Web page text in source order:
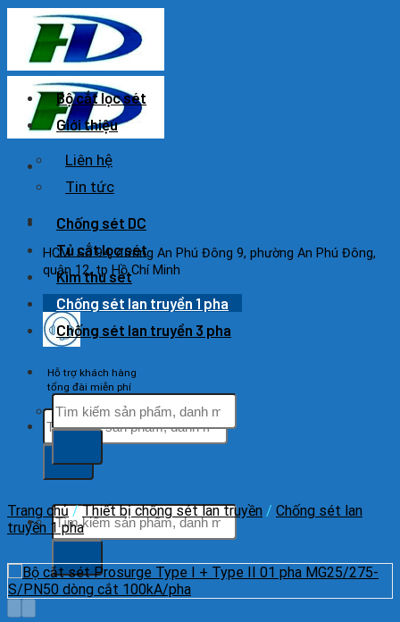
Skip
content
HOTLINE: 0925 038 097
HCM: Số 94, đường An Phú Đông 9, phường An Phú Đông,
quận 12, tp Hồ Chí Minh
Hỗ trợ khách hàng
tổng đài miễn phí
Tìm
kiếm:
Tìm
kiếm:
Bộ cắt lọc sét
Giới thiệu
Liên hệ
Tin tức
Chống sét DC
Tủ cắt lọc sét
Kim thu sét
Chống sét lan truyền 1 pha
Chống sét lan truyền 3 pha
Tìm
kiếm:
Trang chủ / Thiết bị chống sét lan truyền / Chống sét lan
truyền 1 pha